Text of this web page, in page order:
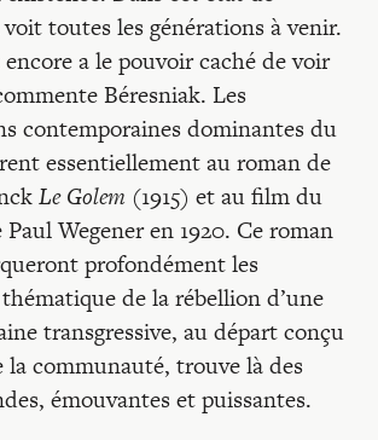
toutes les générations à venir.
encore a le pouvoir caché de voir
Béresniak. Les
contemporaines dominantes du
essentiellement au roman de
Le Golem (1915) et au film du
Wegener en 1920. Ce roman
profondément les
de la rébellion d’une
transgressive, au départ conçu
la communauté, trouve là des
émouvantes et puissantes.